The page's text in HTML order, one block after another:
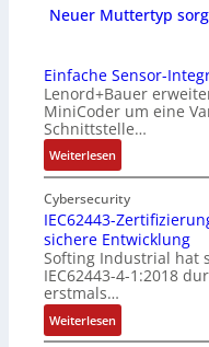
Neuer Muttertyp
Einfache Sensor-
Lenord+Bauer
MiniCoder um eine
Schnittstelle…
Weiterlesen:
E
i
n
f
a
c
h
e
S
Cybersecurity
IEC62443-
sichere Entwicklung
Softing Industrial hat
IEC62443-4-1:2018
erstmals…
Weiterlesen:
I